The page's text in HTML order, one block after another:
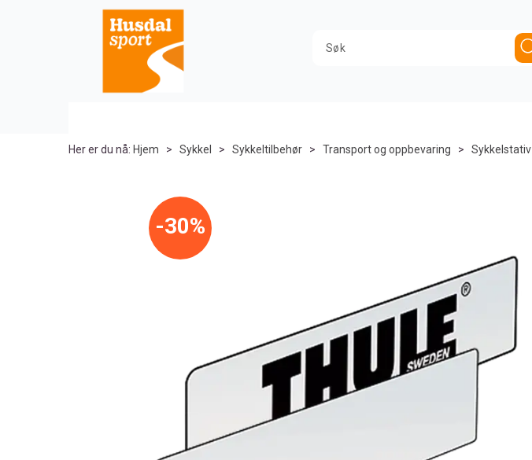
Her er du nå: Hjem > Sykkel > Sykkeltilbehør > Transport og oppbevaring > Sykkelstativ
30%